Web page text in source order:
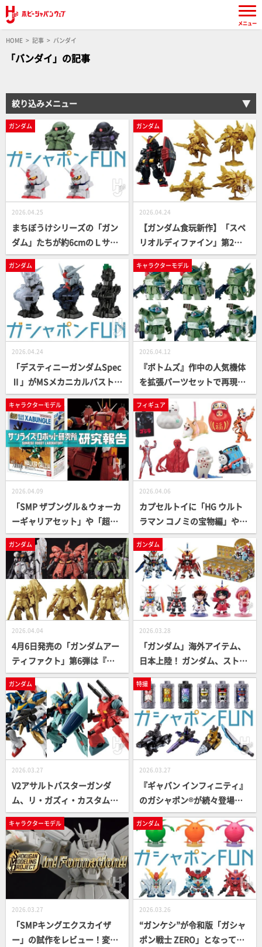
HOME 記事 バンダイ
「バンダイ」の記事
絞り込みメニュー
ガンダム
2026.04.25
まちぼうけシリーズの「ガン
ダム」たちが約6cmのＬサイ
ズになって再登場！大きくな
ったことで飾ったときの存在
感も抜群！【ガシャポン®最
新情報】
ガンダム
2026.04.24
【ガンダム食玩新作】「スペ
リオルディファイン」第2弾
は人気MSや『SDガンダム外
伝』などラインナップ！「GU
NDAM CONVERGE」サイコ・
ガンダムは塗装とマーキング
を追加し再登場！
ガンダム
2026.04.24
「デスティニーガンダムSpec
Ⅱ」がMSメカニカルバスト最
新作に登場！独特の鋭角的な
面構成をシャープに再現【ガ
シャポン®最新情報】
キャラクターモデル
2026.04.12
『ボトムズ』作中の人気機体
を拡張パーツセットで再現！
編集部おすすめ機体をピック
アップして一挙にご紹介!!
【装甲騎兵ボトムズ】
キャラクターモデル
2026.04.09
「SMP ザブングル＆ウォーカ
ーギャリアセット」や「超合
金魂 アイアンギアー」など
『戦闘メカ ザブングル』ニュ
ーアイテムをまとめて紹介！
【サンライズロボット研究
所 研究報告】
フィギュア
2026.04.06
カプセルトイに「HG ウルト
ラマン コノミの宝物編」や
「ちいかわ 雲の上でおやすみ
ライト」など新アイテムが登
場【カプセルトイ最新情報】
ガンダム
2026.04.04
4月6日発売の「ガンダムアー
ティファクト」第6弾は『逆
襲のシャア』をフィーチャ
ー！シリーズ最多となる全7
種をプロによる塗装作例とと
もに一挙ご紹介
ガンダム
2026.03.28
「ガンダム」海外アイテム、
日本上陸！ ガンダム、ストラ
イクフリーダム＆インフィニ
ットジャスティス、『SEED D
ESTINY』キャラクター達など
のコレクションアイテムが登
場
ガンダム
2026.03.27
V2アサルトバスターガンダ
ム、リ・ガズィ・カスタム、
ガンキャノンが登場！「Gフ
レームFA」最新10弾にて『機
動戦士Vガンダム』が初参戦
【ガンダム食玩】
特撮
2026.03.27
『ギャバン インフィニティ』
のガシャポン®が続々登場！
「エモルギア」や「ギャバリ
オントリガー」などのなりき
りアイテムをゲットしよう！
店舗限定のキャンペーンも実
施中！
キャラクターモデル
2026.03.27
「SMPキングエクスカイザ
ー」の試作をレビュー！変
ガンダム
2026.03.26
“ガンケシ”が令和版「ガシャ
ポン戦士 ZERO」となって復
メニュー